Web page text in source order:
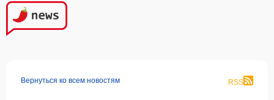
Вернуться ко всем новостям RSS